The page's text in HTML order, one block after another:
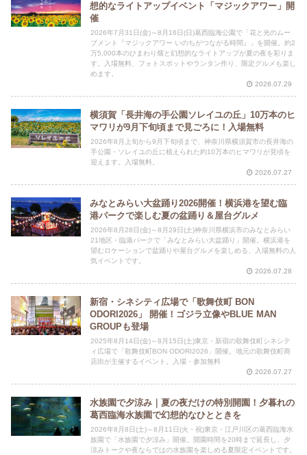
想的なライトアップイベント「マジックアワー」開
催
2026年7月31日(金)～8月16日(日)葛西臨海公園で「花と光のムー
ブメント『マジックアワー いのちがつながる時間』」を開催。約2
万5,000本のひまわり畑と幻想的なライトアップが夏の夜を彩りま
す。入場無料、フォトスポットやランタン作り、限定グルメも楽し
めます。
2026.07.29
横須賀「長井海の手公園ソレイユの丘」10万本のヒ
マワリが9月下旬頃まで見ごろに！入場無料
2026年8月上旬から9月下旬頃まで、神奈川県横須賀市の長井海の
手公園・ソレイユの丘に植えられた約10万本のヒマワリが見頃を
迎えます。入場無料。
2026.07.27
みなとみらい大盆踊り2026開催！横浜港を望む臨
港パークで楽しむ夏の盆踊り＆屋台グルメ
2026年8月28日(金)～8月29日(土)神奈川県横浜市のみなとみらい
21地区・臨港パークで「みなとみらい大盆踊り」開催。横浜港を
望むロケーションで盆踊りや屋台グルメを楽しめる、入場無料の人
気イベントです。
2026.07.28
新宿・シネシティ広場で「歌舞伎町 BON
ODORI2026」 開催！ゴジラ立像やBLUE MAN
GROUPも登場
2025年8月14日(金)～8月15日(土)東京・新宿の歌舞伎町シネシテ
ィ広場で「歌舞伎町BON ODORI2026」開催。地元の歌舞伎町商
店街が主催するイベント。入場・参加無料
2026.07.27
水族園で夕涼み｜夏の夜だけの特別開園！夕暮れの
葛西臨海水族園で幻想的なひとときを
2026年8月8日(土)～8月11日(火・祝)東京・江戸川区の葛西臨海水
族園で「水族園で夕涼み」開催。開園時間を20時まで延長し、夕
涼みトークや夜ならではの水族園を楽しめる夏限定イベントです。